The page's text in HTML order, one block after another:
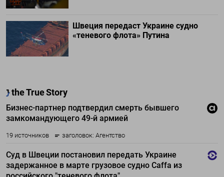
Швеция передаст Украине судно
«теневого флота» Путина